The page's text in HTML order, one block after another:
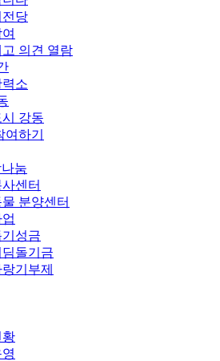
전당
의견 열람
소
강동
여하기
눔
센터
분양센터
성금
돌기금
기부제
황